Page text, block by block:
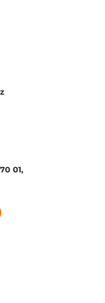
01,